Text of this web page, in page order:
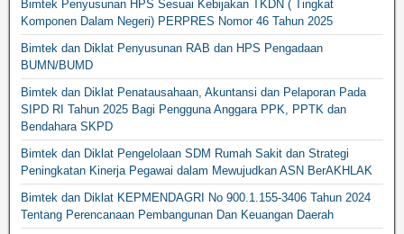
Bimtek Penyusunan HPS Sesuai Kebijakan TKDN ( Tingkat
Komponen Dalam Negeri) PERPRES Nomor 46 Tahun 2025
Bimtek dan Diklat Penyusunan RAB dan HPS Pengadaan
BUMN/BUMD
Bimtek dan Diklat Penatausahaan, Akuntansi dan Pelaporan Pada
SIPD RI Tahun 2025 Bagi Pengguna Anggara PPK, PPTK dan
Bendahara SKPD
Bimtek dan Diklat Pengelolaan SDM Rumah Sakit dan Strategi
Peningkatan Kinerja Pegawai dalam Mewujudkan ASN BerAKHLAK
Bimtek dan Diklat KEPMENDAGRI No 900.1.155-3406 Tahun 2024
Tentang Perencanaan Pembangunan Dan Keuangan Daerah